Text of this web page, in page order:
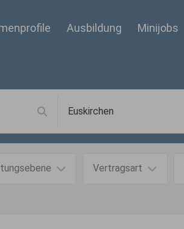
Ausbildung Minijobs
Vertragsart